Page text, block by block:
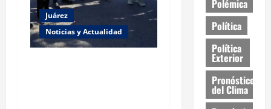
Juárez
Noticias y Actualidad
Polémica
Política
Política
Exterior
Pronóstico
del Clima